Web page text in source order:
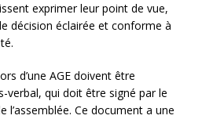
exprimer leur point de vue,
décision éclairée et conforme à
d’une AGE doivent être
verbal, qui doit être signé par le
l’assemblée. Ce document a une